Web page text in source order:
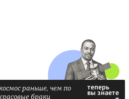
раньше, чем по
браки